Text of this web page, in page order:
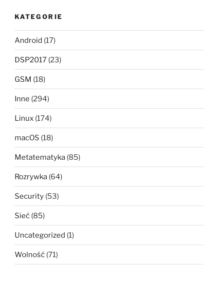
KATEGORIE
Android (17)
DSP2017 (23)
GSM (18)
Inne (294)
Linux (174)
macOS (18)
Metatematyka (85)
Rozrywka (64)
Security (53)
Sieć (85)
Uncategorized (1)
Wolność (71)